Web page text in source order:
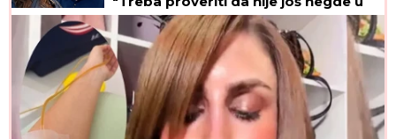
Srbiji napravio neko ZLO"